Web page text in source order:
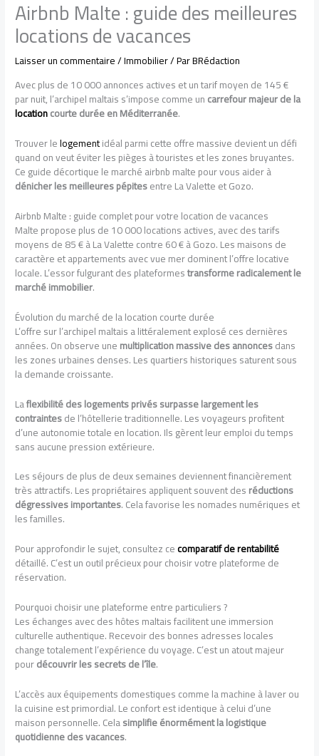
Airbnb Malte : guide des meilleures
locations de vacances
Laisser un commentaire/Immobilier/ ParBRédaction
Avec plus de 10 000 annonces actives et un tarif moyen de 145 €
par nuit, l’archipel maltais s’impose comme uncarrefour majeur de la
locationcourte durée en Méditerranée.
Trouver lelogementidéal parmi cette offre massive devient un défi
quand on veut éviter les pièges à touristes et les zones bruyantes.
Ce guide décortique le marché airbnb malte pour vous aider à
dénicher les meilleures pépitesentre La Valette et Gozo.
Airbnb Malte : guide complet pour votre location de vacances
Malte propose plus de 10 000 locations actives, avec des tarifs
moyens de 85 € à La Valette contre 60 € à Gozo. Les maisons de
caractère et appartements avec vue mer dominent l’offre locative
locale. L’essor fulgurant des plateformestransforme radicalement le
marché immobilier.
Évolution du marché de la location courte durée
L’offre sur l’archipel maltais a littéralement explosé ces dernières
années. On observe unemultiplication massive des annoncesdans
les zones urbaines denses. Les quartiers historiques saturent sous
la demande croissante.
Laflexibilité des logements privés surpasse largement les
contraintesde l’hôtellerie traditionnelle. Les voyageurs profitent
d’une autonomie totale en location. Ils gèrent leur emploi du temps
sans aucune pression extérieure.
Les séjours de plus de deux semaines deviennent financièrement
très attractifs. Les propriétaires appliquent souvent desréductions
dégressives importantes. Cela favorise les nomades numériques et
les familles.
Pour approfondir le sujet, consultez cecomparatif de rentabilité
détaillé. C’est un outil précieux pour choisir votre plateforme de
réservation.
Pourquoi choisir une plateforme entre particuliers ?
Les échanges avec des hôtes maltais facilitent une immersion
culturelle authentique. Recevoir des bonnes adresses locales
change totalement l’expérience du voyage. C’est un atout majeur
pourdécouvrir les secrets de l’île.
L’accès aux équipements domestiques comme la machine à laver ou
la cuisine est primordial. Le confort est identique à celui d’une
maison personnelle. Celasimplifie énormément la logistique
quotidienne des vacances.